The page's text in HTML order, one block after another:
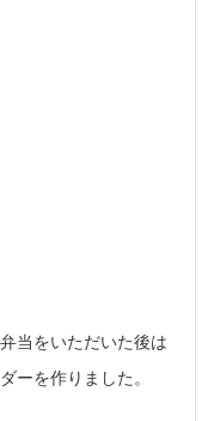
当をいただいた後は
ーを作りました。